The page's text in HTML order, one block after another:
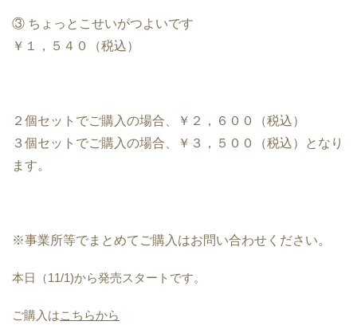
③ ちょっとこせいがつよいです
￥１，５４０（税込）
２個セットでご購入の場合、￥２，６００
（税込）
３個セットでご購入の場合、￥３，５００（税込）となり
ます。
※事業所等でまとめてご購入はお問い合わせください。
本日（11/1)から発売スタートです。
ご購入はこちらから